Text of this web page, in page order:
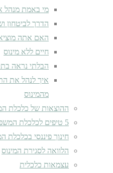
מי באמת מנהל
הדרך לביטחון
האם אתה
חיים ללא מינוס
הבלתי נראה
איך לנהל את
מהמינוס
ההוצאות של כלכלת
5 טיפים לכלכלת המשפחה
חינוך פיננסי בכלכלת
הלוואה לסגירת המינוס
עצמאות כלכלית